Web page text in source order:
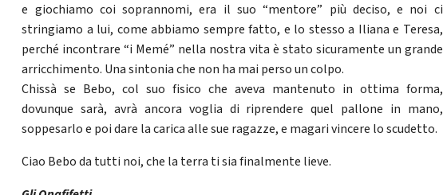
e giochiamo coi soprannomi, era il suo “mentore” più deciso, e noi ci
stringiamo a lui, come abbiamo sempre fatto, e lo stesso a Iliana e Teresa,
perché incontrare “i Memé” nella nostra vita è stato sicuramente un grande
arricchimento. Una sintonia che non ha mai perso un colpo.
Chissà se Bebo, col suo fisico che aveva mantenuto in ottima forma,
dovunque sarà, avrà ancora voglia di riprendere quel pallone in mano,
soppesarlo e poi dare la carica alle sue ragazze, e magari vincere lo scudetto.
Ciao Bebo da tutti noi, che la terra ti sia finalmente lieve.